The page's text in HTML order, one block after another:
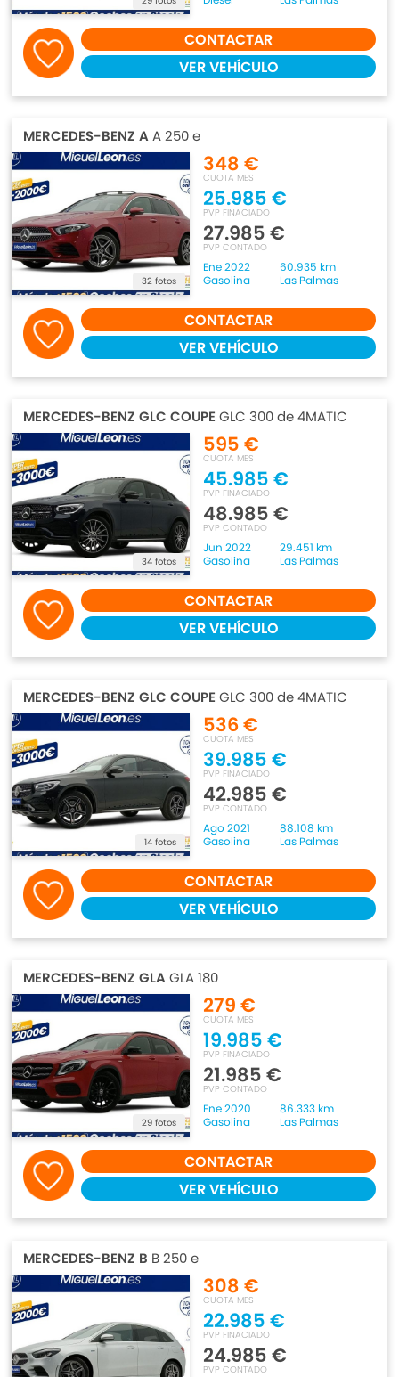
CONTACTAR
VER VEHÍCULO
MERCEDES-BENZ AA 250 e
32 fotos
348 €
CUOTA MES
25.985 €
PVP FINACIADO
27.985 €
PVP CONTADO
Ene 2022
60.935 km
Gasolina
Las Palmas
CONTACTAR
VER VEHÍCULO
MERCEDES-BENZ GLC COUPE GLC 300 de 4MATIC
34 fotos
595 €
CUOTA MES
45.985 €
PVP FINACIADO
48.985 €
PVP CONTADO
Jun 2022
29.451 km
Gasolina
Las Palmas
CONTACTAR
VER VEHÍCULO
MERCEDES-BENZ GLC COUPE GLC 300 de 4MATIC
14 fotos
536 €
CUOTA MES
39.985 €
PVP FINACIADO
42.985 €
PVP CONTADO
Ago 2021
88.108 km
Gasolina
Las Palmas
CONTACTAR
VER VEHÍCULO
MERCEDES-BENZ GLAGLA 180
29 fotos
279 €
CUOTA MES
19.985 €
PVP FINACIADO
21.985 €
PVP CONTADO
Ene 2020
86.333 km
Gasolina
Las Palmas
CONTACTAR
VER VEHÍCULO
MERCEDES-BENZ B B 250 e
308 €
CUOTA MES
22.985 €
PVP FINACIADO
24.985 €
PVP CONTADO